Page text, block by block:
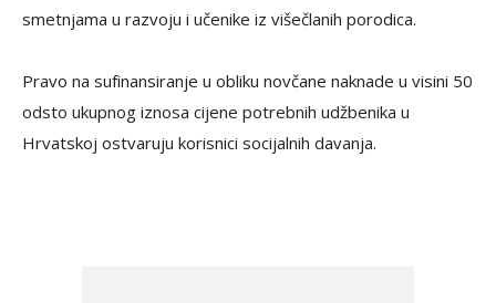
smetnjama u razvoju i učenike iz višečlanih porodica.
Pravo na sufinansiranje u obliku novčane naknade u visini 50
odsto ukupnog iznosa cijene potrebnih udžbenika u
Hrvatskoj ostvaruju korisnici socijalnih davanja.